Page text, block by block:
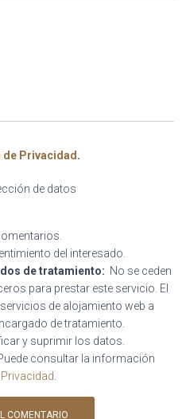
de Privacidad.
de datos
del interesado.
de tratamiento: No se ceden
para prestar este servicio. El
de alojamiento web a
de tratamiento.
y suprimir los datos.
consultar la información
.